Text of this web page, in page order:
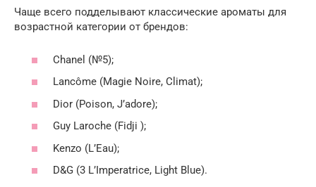
Чаще всего подделывают классические ароматы для
возрастной категории от брендов:
Chanel (№5);
Lancôme (Magie Noire, Climat);
Dior (Poison, J’adore);
Guy Laroche (Fidji );
Kenzo (L’Eau);
D&G (3 L’Imperatrice, Light Blue).